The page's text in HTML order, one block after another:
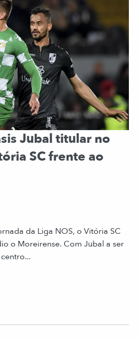
Jubal titular no
SC frente ao
da Liga NOS, o Vitória SC
o Moreirense. Com Jubal a ser